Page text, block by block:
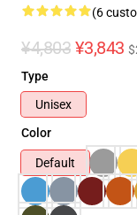
(6
¥4,803 ¥3,843
Type
Unisex
Color
Default